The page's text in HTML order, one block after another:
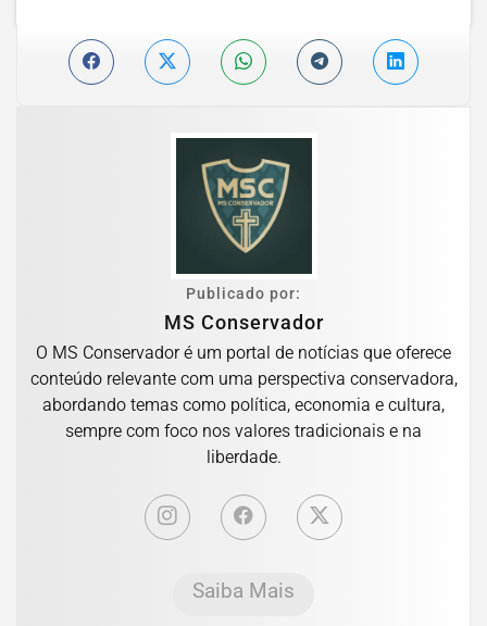
Publicado por:
MS Conservador
O MS Conservador é um portal de notícias que oferece
conteúdo relevante com uma perspectiva conservadora,
abordando temas como política, economia e cultura,
sempre com foco nos valores tradicionais e na
liberdade.
Saiba Mais